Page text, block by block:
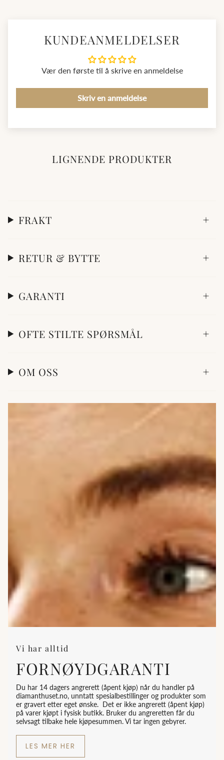
KUNDEANMELDELSER
Vær den første til å skrive en anmeldelse
Skriv en anmeldelse
LIGNENDE PRODUKTER
FRAKT
RETUR & BYTTE
GARANTI
OFTE STILTE SPØRSMÅL
OM OSS
Vi har alltid
FORNØYDGARANTI
Du har 14 dagers angrerett (åpent kjøp) når du handler på
diamanthuset.no, unntatt spesialbestillinger og produkter som
er gravert etter eget ønske. Det er ikke angrerett (åpent kjøp)
på varer kjøpt i fysisk butikk. Bruker du angreretten får du
selvsagt tilbake hele kjøpesummen. Vi tar ingen gebyrer.
LES MER HER